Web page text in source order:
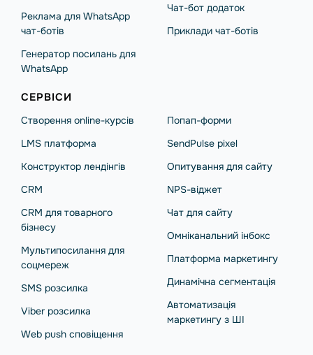
Реклама для WhatsApp
чат-ботів
Генератор посилань для
WhatsApp
Чат-бот додаток
Приклади чат-ботів
СЕРВІСИ
Створення online-курсів
LMS платформа
Конструктор лендінгів
CRM
CRM для товарного
бізнесу
Мультипосилання для
соцмереж
SMS розсилка
Viber розсилка
Web push сповіщення
Попап-форми
SendPulse pixel
Опитування для сайту
NPS-віджет
Чат для сайту
Омніканальний інбокс
Платформа маркетингу
Динамічна сегментація
Автоматизація
маркетингу з ШІ